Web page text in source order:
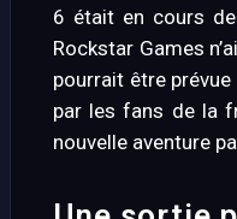
6 était en cours
Rockstar Games
pourrait être
par les fans de la
nouvelle aventure